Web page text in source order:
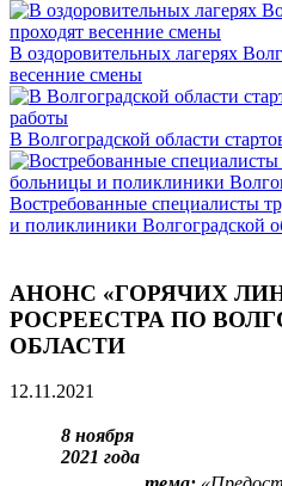
В оздоровительных лагерях
весенние смены
В Волгоградской области
Востребованные специалисты
и поликлиники Волгоградской
АНОНС «ГОРЯЧИХ
РОСРЕЕСТРА ПО
ОБЛАСТИ
12.11.2021
8 ноября
2021 года